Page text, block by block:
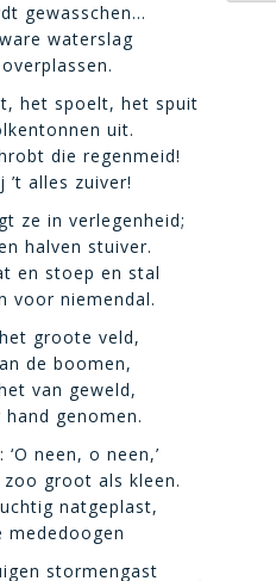
gewasschen…
waterslag
het spoelt, het spuit
uit.
die regenmeid!
alles zuiver!
ze in verlegenheid;
halven stuiver.
en stoep en stal
voor niemendal.
groote veld,
de boomen,
van geweld,
genomen.
neen, o neen,’
zoo groot als kleen.
natgeplast,
mededoogen
stormengast